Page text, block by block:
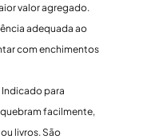
valor agregado.
adequada ao
com enchimentos
Indicado para
facilmente,
livros. São